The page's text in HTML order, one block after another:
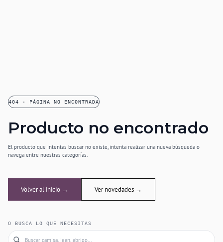
404 · PÁGINA NO ENCONTRADA
Producto no encontrado
El producto que intentas buscar no existe, intenta realizar una nueva búsqueda o
navega entre nuestras categorías.
Volver al inicio → Ver novedades →
O BUSCA LO QUE NECESITAS